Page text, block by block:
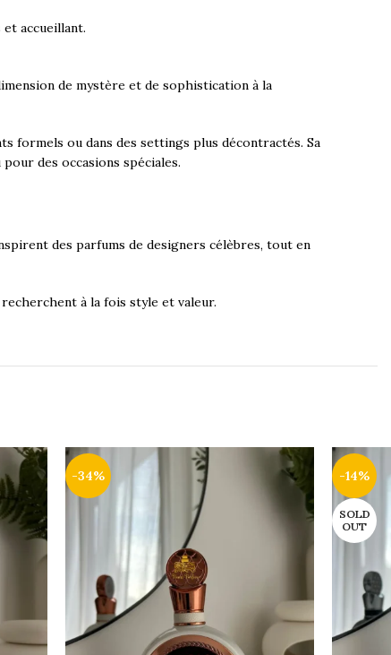
accueillant.
de mystère et de sophistication à la
formels ou dans des settings plus décontractés. Sa
des occasions spéciales.
des parfums de designers célèbres, tout en
à la fois style et valeur.
-34% -14%
SOLD
OUT